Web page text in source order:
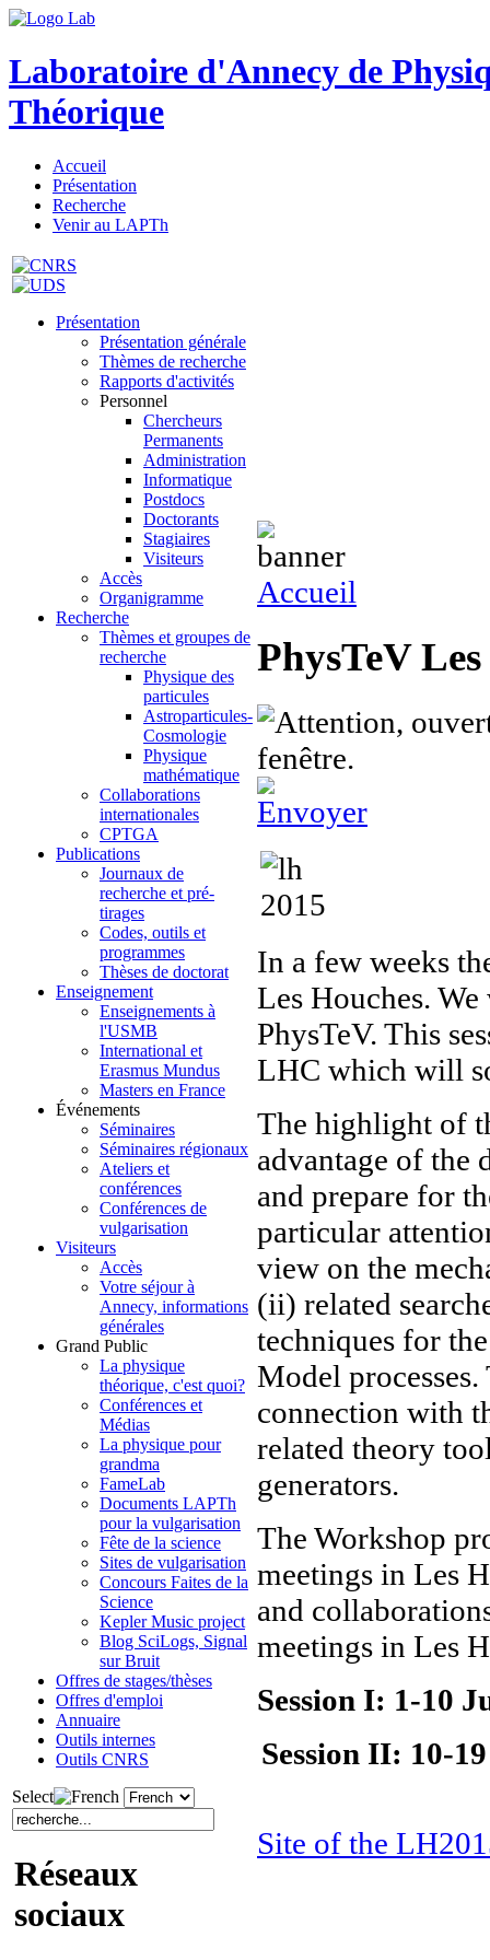
Laboratoire d'Annecy de
Théorique
Accueil
Présentation
Recherche
Venir au LAPTh
Présentation
Présentation générale
Thèmes de recherche
Rapports d'activités
Personnel
Chercheurs
Permanents
Administration
Informatique
Postdocs
Doctorants
Stagiaires
Visiteurs
Accès
Organigramme
Recherche
Thèmes et groupes de
recherche
Physique des
particules
Astroparticules-
Cosmologie
Physique
mathématique
Collaborations
internationales
CPTGA
Publications
Journaux de
recherche et pré-
tirages
Codes, outils et
programmes
Thèses de doctorat
Enseignement
Enseignements à
l'USMB
International et
Erasmus Mundus
Masters en France
Événements
Séminaires
Séminaires régionaux
Ateliers et
conférences
Conférences de
vulgarisation
Visiteurs
Accès
Votre séjour à
Annecy, informations
générales
Grand Public
La physique
théorique, c'est quoi?
Conférences et
Médias
La physique pour
grandma
FameLab
Documents LAPTh
pour la vulgarisation
Fête de la science
Sites de vulgarisation
Concours Faites de la
Science
Kepler Music project
Blog SciLogs, Signal
sur Bruit
Offres de stages/thèses
Offres d'emploi
Annuaire
Outils internes
Outils CNRS
Select
Réseaux
sociaux
Accueil
PhysTeV
In a few weeks
Les Houches.
PhysTeV. This
LHC which will
The highlight of
advantage of the
and prepare for
particular
view on the
(ii) related
techniques for
Model
connection with
related theory
generators.
The Workshop
meetings in Les
and
meetings in Les
Session I: 1-10
Session II: 10-
Site of the